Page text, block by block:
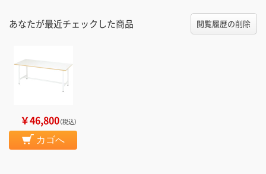
あなたが最近チェックした商品 閲覧履歴の削除
￥46,800（税込）
カゴへ